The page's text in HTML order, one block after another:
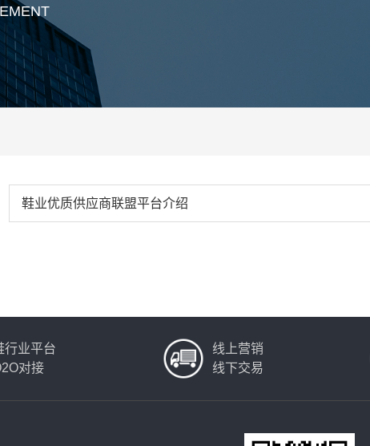
鞋业优质供应商联盟平台介绍
行业平台
对接
线上营销
线下交易